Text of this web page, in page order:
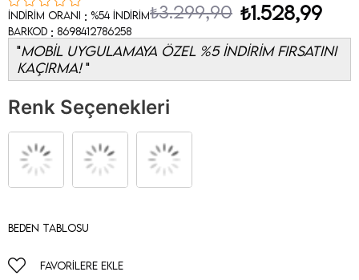
İndirim Oranı : %54 İndirim₺3.299,90 ₺1.528,99
Barkod : 8698412786258
MOBİL UYGULAMAYA ÖZEL %5 İNDİRİM FIRSATINI
KAÇIRMA!
Renk Seçenekleri
Beden Tablosu
FAVORILERE EKLE